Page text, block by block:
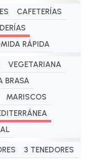
CAFETERÍAS
RÁPIDA
VEGETARIANA
BRASA
MARISCOS
3 TENEDORES